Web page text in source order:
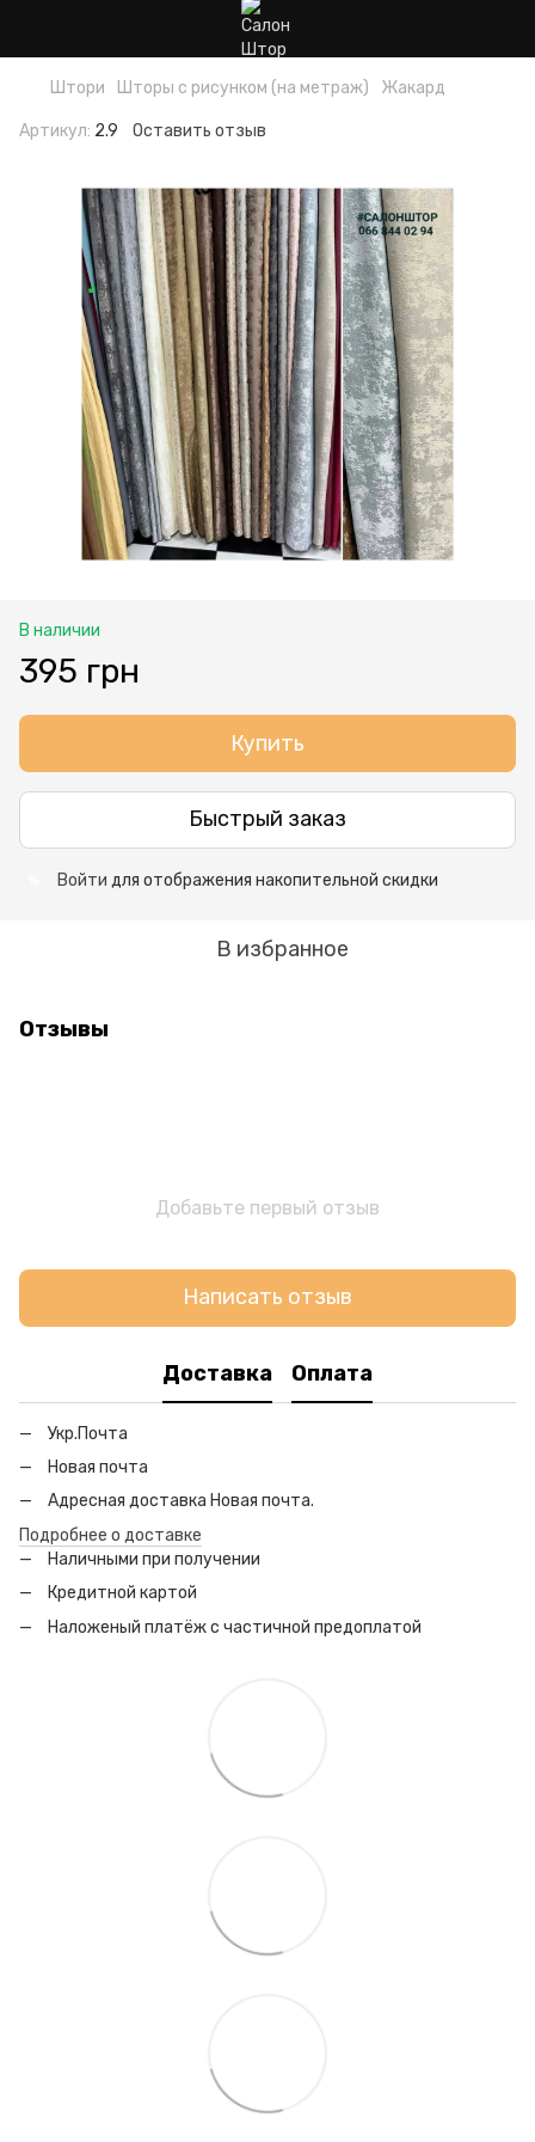
Штори Шторы с рисунком (на метраж) Жакард
Артикул: 2.9 Оставить отзыв
В наличии
395 грн
Купить
Быстрый заказ
Войти для отображения накопительной скидки
В избранное
Отзывы
Добавьте первый отзыв
Написать отзыв
Доставка Оплата
Укр.Почта
Новая почта
Адресная доставка Новая почта.
Подробнее о доставке
Наличными при получении
Кредитной картой
Наложеный платёж с частичной предоплатой